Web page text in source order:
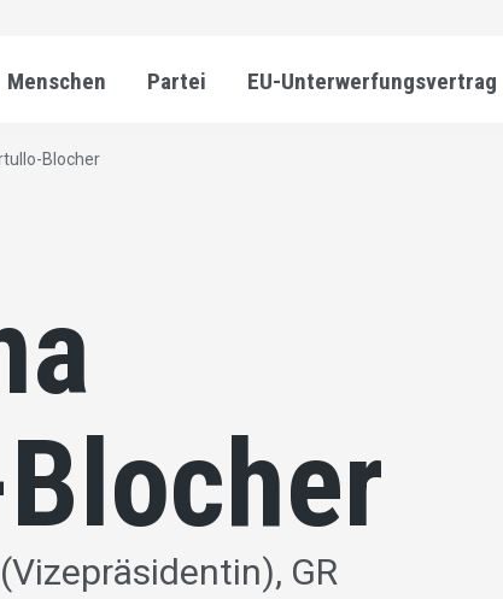
Menschen Partei EU-Unterwerfungsvertrag
Blocher
GR